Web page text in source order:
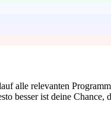
alle relevanten
besser ist deine